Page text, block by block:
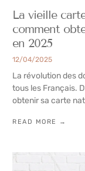
La vieille
comment
en 2025
12/04/2025
La révolution des
tous les Français.
obtenir sa carte
READ MORE →